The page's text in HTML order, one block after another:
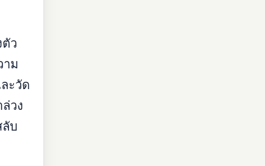
ว
ม
ะวัด
วง
บ